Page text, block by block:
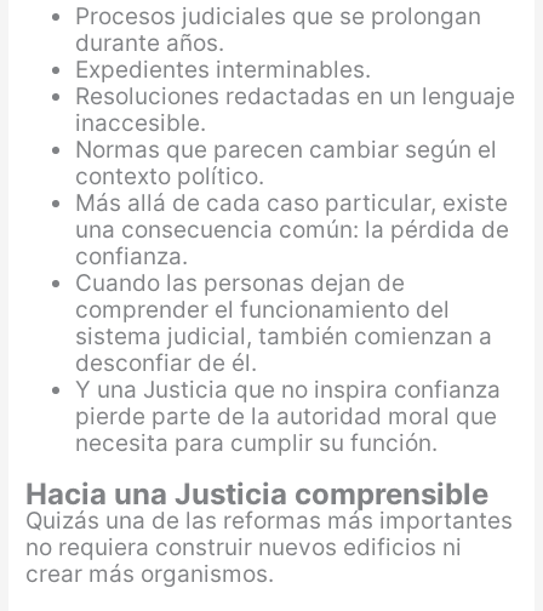
Procesos judiciales que se prolongan
durante años.
Expedientes interminables.
Resoluciones redactadas en un lenguaje
inaccesible.
Normas que parecen cambiar según el
contexto político.
Más allá de cada caso particular, existe
una consecuencia común: la pérdida de
confianza.
Cuando las personas dejan de
comprender el funcionamiento del
sistema judicial, también comienzan a
desconfiar de él.
Y una Justicia que no inspira confianza
pierde parte de la autoridad moral que
necesita para cumplir su función.
Hacia una Justicia comprensible
Quizás una de las reformas más importantes
no requiera construir nuevos edificios ni
crear más organismos.